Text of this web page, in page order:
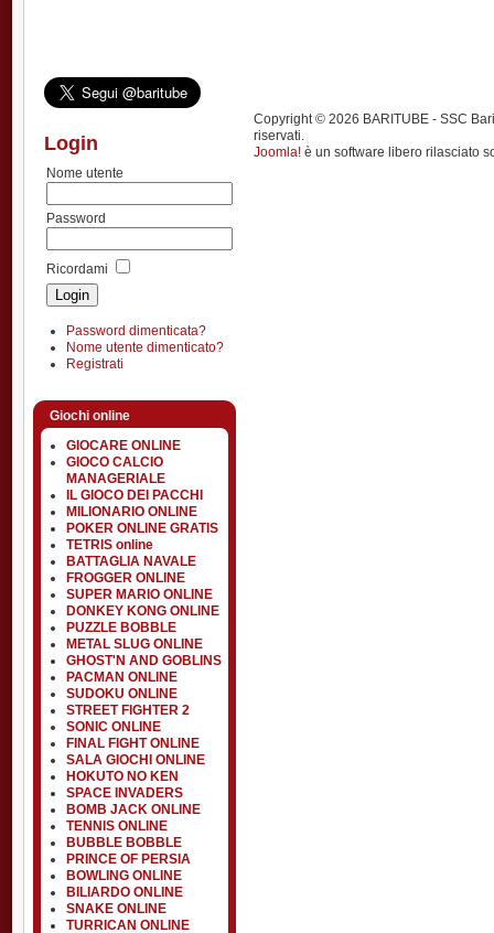
Login
Nome utente
Password
Ricordami
Password dimenticata?
Nome utente dimenticato?
Registrati
Giochi online
GIOCARE ONLINE
GIOCO CALCIO
MANAGERIALE
IL GIOCO DEI PACCHI
MILIONARIO ONLINE
POKER ONLINE GRATIS
TETRIS online
BATTAGLIA NAVALE
FROGGER ONLINE
SUPER MARIO ONLINE
DONKEY KONG ONLINE
PUZZLE BOBBLE
METAL SLUG ONLINE
GHOST'N AND GOBLINS
PACMAN ONLINE
SUDOKU ONLINE
STREET FIGHTER 2
SONIC ONLINE
FINAL FIGHT ONLINE
SALA GIOCHI ONLINE
HOKUTO NO KEN
SPACE INVADERS
BOMB JACK ONLINE
TENNIS ONLINE
BUBBLE BOBBLE
PRINCE OF PERSIA
BOWLING ONLINE
BILIARDO ONLINE
SNAKE ONLINE
TURRICAN ONLINE
Copyright © 2026 BARITUBE - SSC
riservati.
Joomla! è un software libero rilasciato